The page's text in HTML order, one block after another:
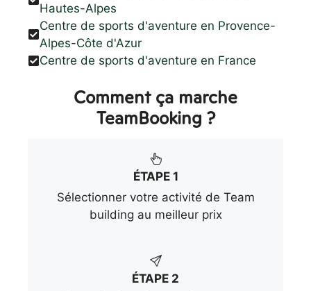
Hautes-Alpes
Centre de sports d'aventure en Provence-
Alpes-Côte d'Azur
Centre de sports d'aventure en France
Comment ça marche
TeamBooking ?
ÉTAPE 1
Sélectionner votre activité de Team
building au meilleur prix
ÉTAPE 2